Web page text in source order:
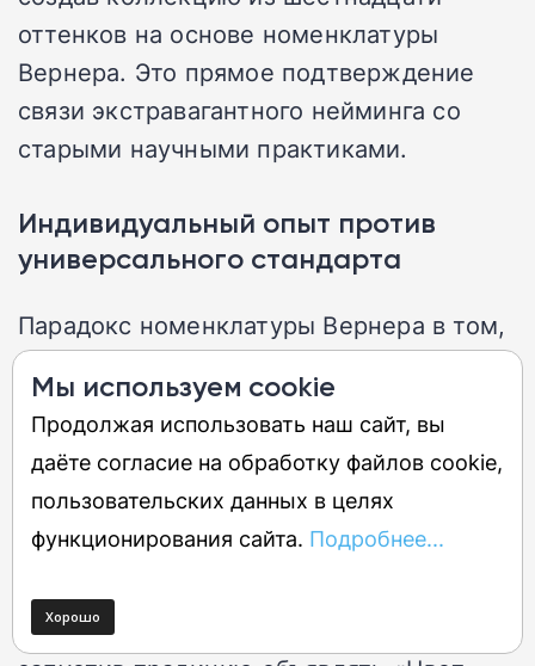
оттенков на основе номенклатуры
Вернера. Это прямое подтверждение
связи экстравагантного нейминга со
старыми научными практиками.
Индивидуальный опыт против
универсального стандарта
Парадокс номенклатуры Вернера в том,
что она преследовала цель создать
логически выверенную классификацию,
но строилась на упоминании привычных
предметов. Ассоциативный ряд,
пробуждаемый словами «воск», «лён»
или «молоко», делает восприятие цвета
глубоко личным. Pantone усилила это
влияние после двухтысячного года,
Мы используем cookie
Продолжая использовать наш сайт, вы
даёте согласие на обработку файлов cookie,
пользовательских данных в целях
функционирования сайта. Подробнее...